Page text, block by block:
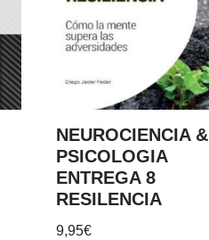
NEUROCIENCIA &
PSICOLOGIA
ENTREGA 8
RESILENCIA
9,95€